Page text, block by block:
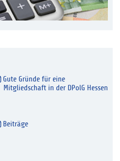
Gute Gründe für eine
Mitgliedschaft in der DPolG Hessen
Beiträge